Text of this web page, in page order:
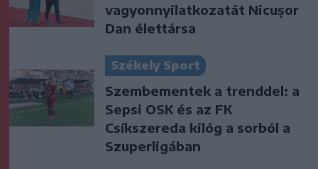
vagyonnyilatkozatát Nicușor
Dan élettársa
Székely Sport
Szembementek a trenddel: a
Sepsi OSK és az FK
Csíkszereda kilóg a sorból a
Szuperligában